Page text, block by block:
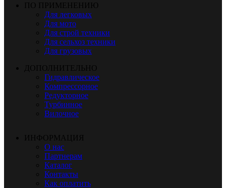
ПО ПРИМЕНЕНИЮ
Для легковых
Для мото
Для строй техники
Для сельхоз техники
Для грузовых
ДОПОЛНИТЕЛЬНО
Гидравлическое
Компрессорное
Редукторное
Турбинное
Вилочное
ИНФОРМАЦИЯ
О нас
Партнерам
Каталог
Контакты
Как оплатить